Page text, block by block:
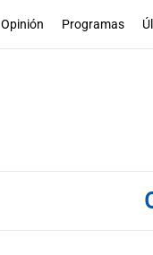
Opinión Programas